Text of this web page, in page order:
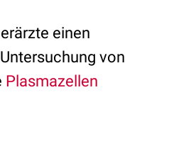
einen
von
Plasmazellen